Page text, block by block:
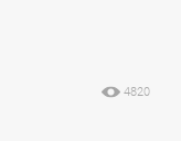
4820